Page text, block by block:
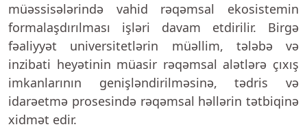
müəssisələrində vahid rəqəmsal ekosistemin
formalaşdırılması işləri davam etdirilir. Birgə
fəaliyyət universitetlərin müəllim, tələbə və
inzibati heyətinin müasir rəqəmsal alətlərə çıxış
imkanlarının genişləndirilməsinə, tədris və
idarəetmə prosesində rəqəmsal həllərin tətbiqinə
xidmət edir.